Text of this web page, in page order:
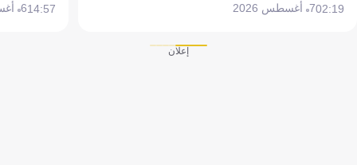
02:197 أغسطس 2026 14:576 أغسطس 2026
إعلان